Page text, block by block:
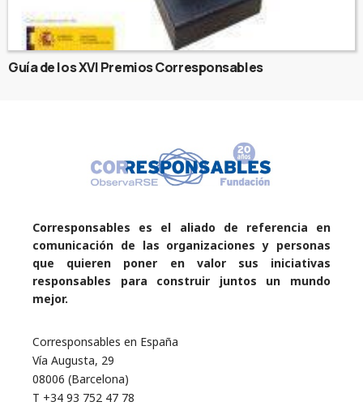
Guía de los XVI Premios Corresponsables
Corresponsables es el aliado de referencia en
comunicación de las organizaciones y personas
que quieren poner en valor sus iniciativas
responsables para construir juntos un mundo
mejor.
Corresponsables en España
Vía Augusta, 29
08006 (Barcelona)
T +34 93 752 47 78